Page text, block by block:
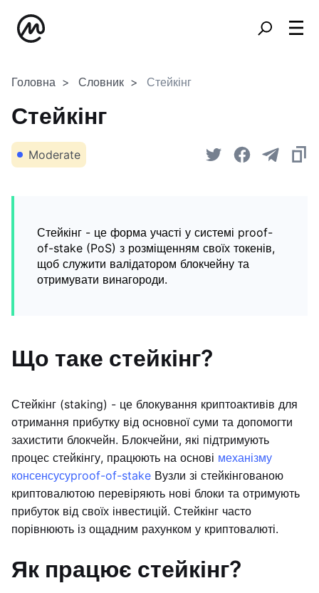
Головна Словник Стейкінг
Стейкінг
Moderate
Стейкінг - це форма участі у системі proof-
of-stake (PoS) з розміщенням своїх токенів,
щоб служити валідатором блокчейну та
отримувати винагороди.
Що таке стейкінг?
Стейкінг (staking) - це блокування криптоактивів для
отримання прибутку від основної суми та допомогти
захистити блокчейн. Блокчейни, які підтримують
процес стейкінгу, працюють на основі механізму
консенсусуproof-of-stake Вузли зі стейкінгованою
криптовалютою перевіряють нові блоки та отримують
прибуток від своїх інвестицій. Стейкінг часто
порівнюють із ощадним рахунком у криптовалюті.
Як працює стейкінг?